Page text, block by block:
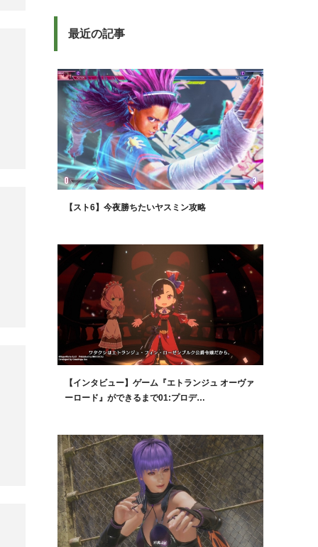
最近の記事
【スト6】今夜勝ちたいヤスミン攻略
【インタビュー】ゲーム『エトランジュ オーヴァ
ーロード』ができるまで01:プロデ…